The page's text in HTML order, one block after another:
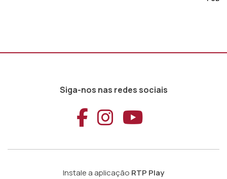
Siga-nos nas redes sociais
Aceder ao
Aceder ao
Aceder
Instale a aplicação RTP Play